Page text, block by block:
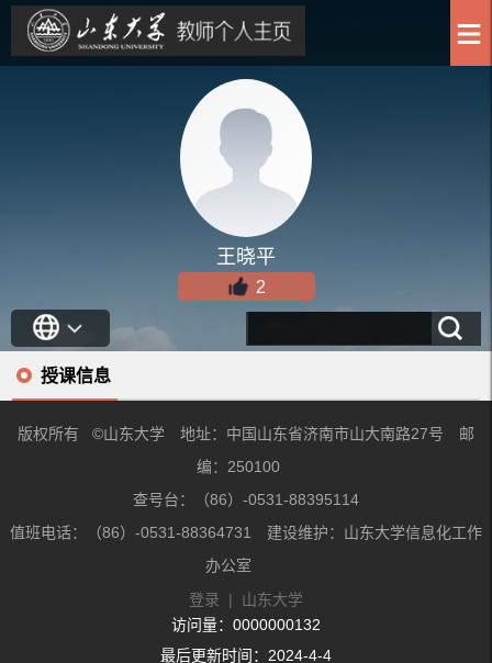
王晓平
2
授课信息
版权所有 ©山东大学 地址：中国山东省济南市山大南路27号 邮
编：250100
查号台：（86）-0531-88395114
值班电话：（86）-0531-88364731 建设维护：山东大学信息化工作
办公室
登录 | 山东大学
访问量： 0000000132
最后更新时间： 2024-4-4